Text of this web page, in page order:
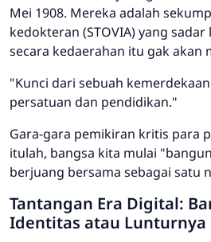
Mei 1908. Mereka adalah
kedokteran (STOVIA) yang
secara kedaerahan itu gak akan
"Kunci dari sebuah
persatuan dan pendidikan."
Gara-gara pemikiran kritis para
itulah, bangsa kita mulai
berjuang bersama sebagai satu
Tantangan Era Digital:
Identitas atau Lunturnya